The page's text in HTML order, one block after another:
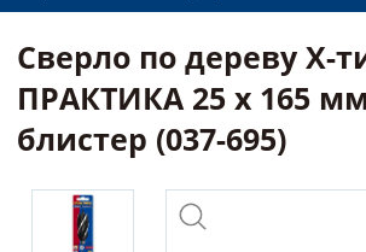
Сверло по дереву Х-
ПРАКТИКА 25 х 165
блистер (037-695)